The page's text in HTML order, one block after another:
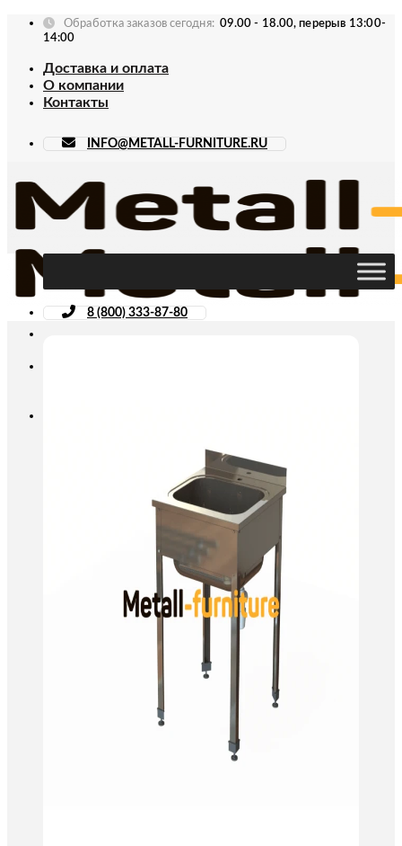
Skip
Обработка заказов сегодня: 09.00 - 18.00, перерыв 13:00-
14:00
Доставка и оплата
О компании
Контакты
INFO@METALL-FURNITURE.RU
8 (800) 333-87-80